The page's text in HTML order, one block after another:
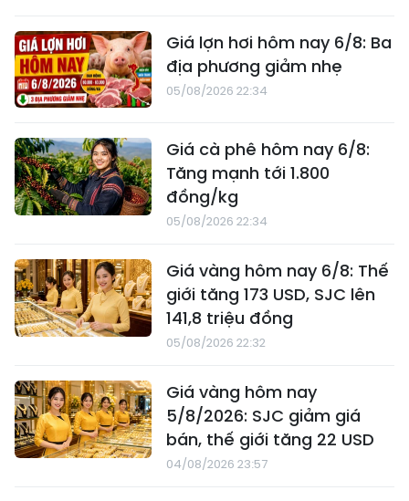
Giá lợn hơi hôm nay 6/8: Ba
địa phương giảm nhẹ
05/08/2026 22:34
Giá cà phê hôm nay 6/8:
Tăng mạnh tới 1.800
đồng/kg
05/08/2026 22:34
Giá vàng hôm nay 6/8: Thế
giới tăng 173 USD, SJC lên
141,8 triệu đồng
05/08/2026 22:32
Giá vàng hôm nay
5/8/2026: SJC giảm giá
bán, thế giới tăng 22 USD
04/08/2026 23:57